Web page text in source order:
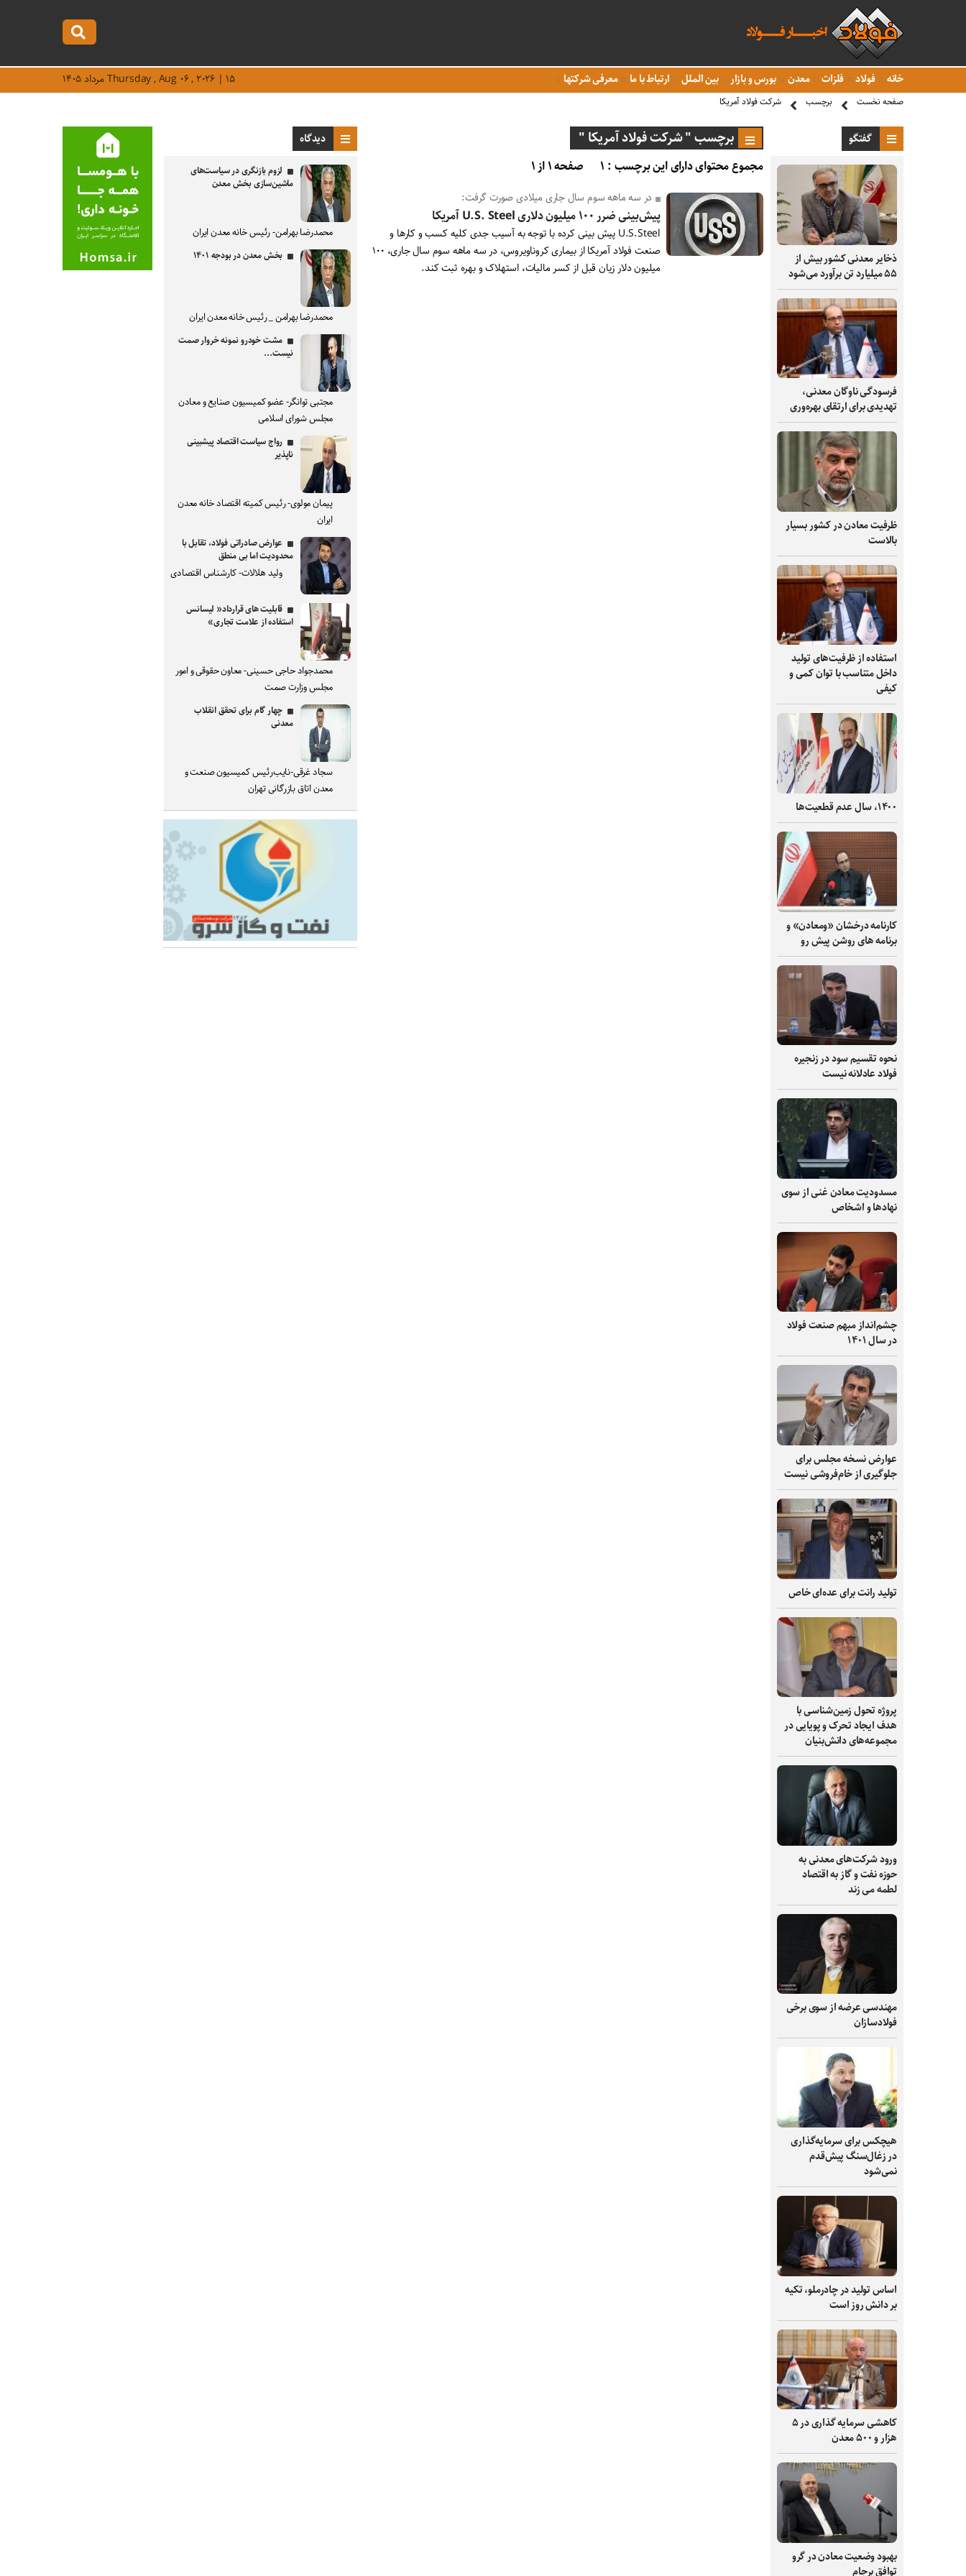
خانه فولاد فلزات معدن بورس و بازار بین الملل ارتباط با ما معرفی شرکتها Thursday , Aug ۰۶ , ۲۰۲۶ | ۱۵ مرداد ۱۴۰۵
صفحه نخست برچسب شرکت فولاد آمریکا
گفتگو
ذخایر معدنی کشور بیش از
۵۵ میلیارد تن برآورد می‌شود
فرسودگی ناوگان معدنی،
تهدیدی برای ارتقای بهره‌وری
ظرفیت‌ معادن در کشور بسیار
بالاست
استفاده از ظرفیت‌های تولید
داخل متناسب با توان کمی و
کیفی
۱۴۰۰، سال عدم قطعیت‌ها
کارنامه درخشان «ومعادن» و
برنامه های روشن پیش رو
نحوه تقسیم سود در زنجیره
فولاد عادلانه نیست
مسدودیت معادن غنی از سوی
نهادها و اشخاص
چشم‌انداز مبهم صنعت فولاد
در سال ۱۴۰۱
عوارض نسخه مجلس برای
جلوگیری از خام‌فروشی نیست
تولید رانت برای عده‌ای خاص
پروژه تحول زمین‌شناسی با
هدف ایجاد تحرک و پویایی در
مجموعه‌های دانش‌بنیان
ورود شرکت‌های معدنی به
حوزه نفت و گاز به اقتصاد
لطمه می زند
مهندسی عرضه از سوی برخی
فولادسازان
هیچکس برای سرمایه‌گذاری
در زغال‌سنگ پیش‌قدم
نمی‌شود
اساس تولید در چادرملو، تکیه
بر دانش‌ روز است
کاهشی سرمایه گذاری در ۵
هزار و ۵۰۰ معدن
بهبود وضعیت معادن در گرو
توافق برجام
برچسب " شرکت فولاد آمریکا "
مجموع محتوای دارای این برچسب : ۱ صفحه ۱ از ۱
در سه ماهه سوم سال جاری میلادی صورت گرفت:
پیش‌بینی ضرر ۱۰۰ میلیون دلاری U.S. Steel آمریکا
U.S.Steel پیش بینی کرده با توجه به آسیب جدی کلیه کسب و کارها و
صنعت فولاد آمریکا از بیماری کروناویروس، در سه ماهه سوم سال جاری، ۱۰۰
میلیون دلار زیان قبل از کسر مالیات، استهلاک و بهره ثبت کند.
دیدگاه
لزوم بازنگری در سیاست‌های
ماشین‌سازی بخش معدن
محمدرضا بهرامن- رئیس خانه معدن ایران
بخش معدن در بودجه ۱۴۰۱
محمدرضا بهرامن _ رئیس خانه معدن ایران
مشت خودرو نمونه خروار صمت
نیست...
مجتبی توانگر- عضو کمیسیون صنایع و معادن
مجلس شورای اسلامی
رواج سیاست اقتصاد پیشبینی
ناپذیر
پیمان مولوی- رئیس کمیته اقتصاد خانه معدن
ایران
عوارض صادراتی فولاد، تقابل با
محدودیت اما بی منطق
ولید هلالات- کارشناس اقتصادی
قابلیت های قرارداد« لیسانس
استفاده از علامت تجاری»
محمدجواد حاجی حسینی- معاون حقوقی و امور
مجلس وزارت صمت
چهار گام برای تحقق انقلاب
معدنی
سجاد غرقی-نایب‌رئیس کمیسیون صنعت و
معدن اتاق بازرگانی تهران